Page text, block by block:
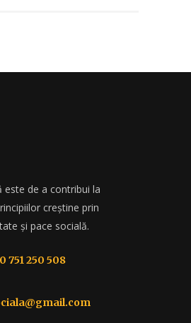
este de a contribui la
creștine prin
și pace socială.
751 250 508